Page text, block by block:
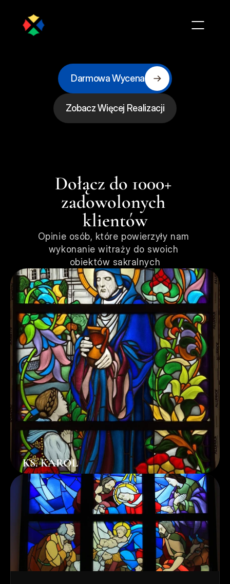
Darmowa Wycena
Zobacz Więcej Realizacji
Dołącz do 1000+
zadowolonych
klientów
Opinie osób, które powierzyły nam
wykonanie witraży do swoich
obiektów sakralnych
KS. KAROL
ks. Karol Nowak